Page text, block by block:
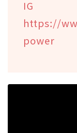
https://
power